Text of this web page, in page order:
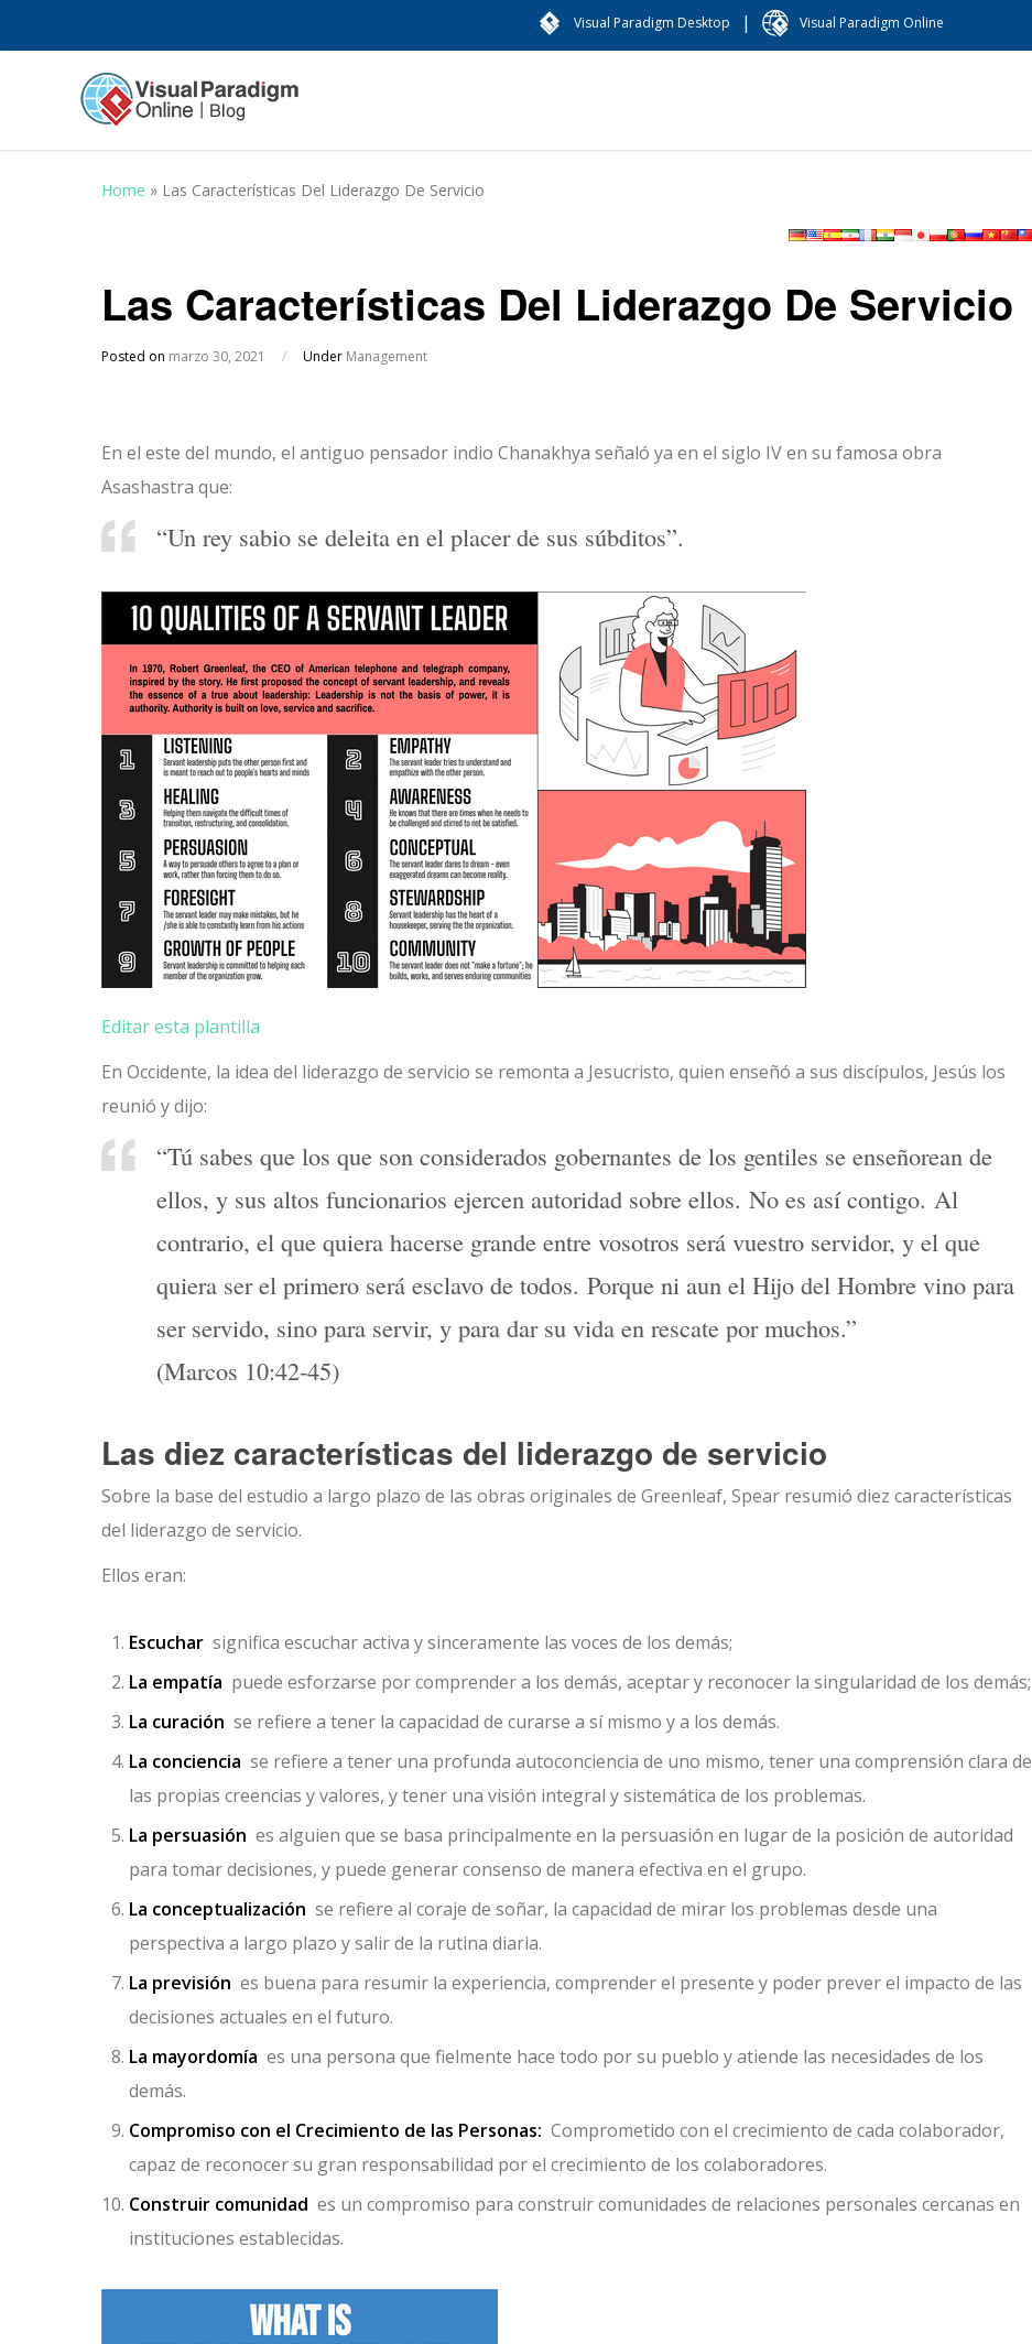
Visual Paradigm Desktop | Visual Paradigm Online
Home » Las Características Del Liderazgo De Servicio
Las Características Del Liderazgo De Servicio
Posted on marzo 30, 2021 / Under Management
En el este del mundo, el antiguo pensador indio Chanakhya señaló ya en el siglo IV en su famosa obra
Asashastra que:
“Un rey sabio se deleita en el placer de sus súbditos”.
Editar esta plantilla
En Occidente, la idea del liderazgo de servicio se remonta a Jesucristo, quien enseñó a sus discípulos, Jesús los
reunió y dijo:
“Tú sabes que los que son considerados gobernantes de los gentiles se enseñorean de
ellos, y sus altos funcionarios ejercen autoridad sobre ellos. No es así contigo. Al
contrario, el que quiera hacerse grande entre vosotros será vuestro servidor, y el que
quiera ser el primero será esclavo de todos. Porque ni aun el Hijo del Hombre vino para
ser servido, sino para servir, y para dar su vida en rescate por muchos.”
(Marcos 10:42-45)
Las diez características del liderazgo de servicio
Sobre la base del estudio a largo plazo de las obras originales de Greenleaf, Spear resumió diez características
del liderazgo de servicio.
Ellos eran:
Escuchar significa escuchar activa y sinceramente las voces de los demás;
La empatía puede esforzarse por comprender a los demás, aceptar y reconocer la singularidad de los demás;
La curación se refiere a tener la capacidad de curarse a sí mismo y a los demás.
La conciencia se refiere a tener una profunda autoconciencia de uno mismo, tener una comprensión clara de
las propias creencias y valores, y tener una visión integral y sistemática de los problemas.
La persuasión es alguien que se basa principalmente en la persuasión en lugar de la posición de autoridad
para tomar decisiones, y puede generar consenso de manera efectiva en el grupo.
La conceptualización se refiere al coraje de soñar, la capacidad de mirar los problemas desde una
perspectiva a largo plazo y salir de la rutina diaria.
La previsión es buena para resumir la experiencia, comprender el presente y poder prever el impacto de las
decisiones actuales en el futuro.
La mayordomía es una persona que fielmente hace todo por su pueblo y atiende las necesidades de los
demás.
Compromiso con el Crecimiento de las Personas: Comprometido con el crecimiento de cada colaborador,
capaz de reconocer su gran responsabilidad por el crecimiento de los colaboradores.
Construir comunidad es un compromiso para construir comunidades de relaciones personales cercanas en
instituciones establecidas.